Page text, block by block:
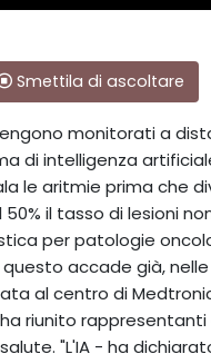
Smettila di ascoltare
monitorati a
di intelligenza
le aritmie prima che
il tasso di lesioni
per patologie
accade già,
al centro di
riunito
"L'IA - ha